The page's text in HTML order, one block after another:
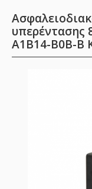
υπερέντασης
A1B14-B0B-B